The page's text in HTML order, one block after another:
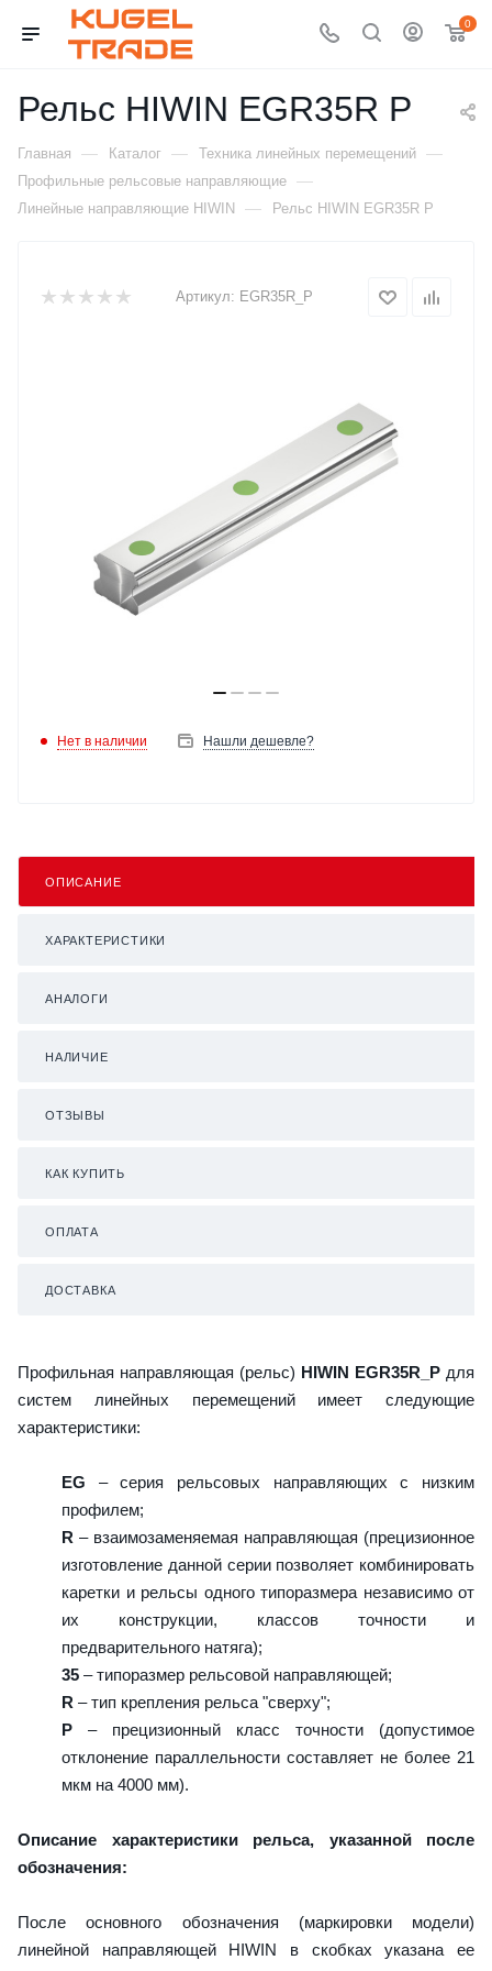
0
Рельс HIWIN EGR35R P
Главная — Каталог — Техника линейных перемещений —
Профильные рельсовые направляющие —
Линейные направляющие HIWIN — Рельс HIWIN EGR35R P
Артикул: EGR35R_P
Нет в наличии Нашли дешевле?
ОПИСАНИЕ
ХАРАКТЕРИСТИКИ
АНАЛОГИ
НАЛИЧИЕ
ОТЗЫВЫ
КАК КУПИТЬ
ОПЛАТА
ДОСТАВКА
Профильная направляющая (рельс) HIWIN EGR35R_P для
систем линейных перемещений имеет следующие
характеристики:
EG – серия рельсовых направляющих с низким
профилем;
R – взаимозаменяемая направляющая (прецизионное
изготовление данной серии позволяет комбинировать
каретки и рельсы одного типоразмера независимо от
их конструкции, классов точности и
предварительного натяга);
35 – типоразмер рельсовой направляющей;
R – тип крепления рельса "сверху";
P – прецизионный класс точности (допустимое
отклонение параллельности составляет не более 21
мкм на 4000 мм).
Описание характеристики рельса, указанной после
обозначения:
После основного обозначения (маркировки модели)
линейной направляющей HIWIN в скобках указана ее